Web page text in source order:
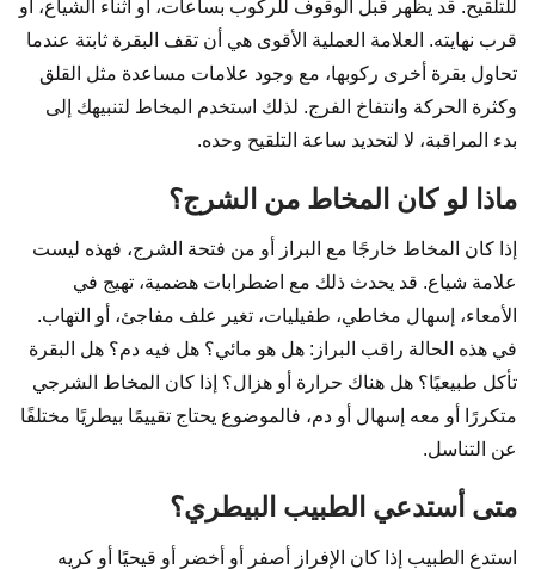
للتلقيح. قد يظهر قبل الوقوف للركوب بساعات، أو أثناء الشياع، أو
قرب نهايته. العلامة العملية الأقوى هي أن تقف البقرة ثابتة عندما
تحاول بقرة أخرى ركوبها، مع وجود علامات مساعدة مثل القلق
وكثرة الحركة وانتفاخ الفرج. لذلك استخدم المخاط لتنبيهك إلى
بدء المراقبة، لا لتحديد ساعة التلقيح وحده.
ماذا لو كان المخاط من الشرج؟
إذا كان المخاط خارجًا مع البراز أو من فتحة الشرج، فهذه ليست
علامة شياع. قد يحدث ذلك مع اضطرابات هضمية، تهيج في
الأمعاء، إسهال مخاطي، طفيليات، تغير علف مفاجئ، أو التهاب.
في هذه الحالة راقب البراز: هل هو مائي؟ هل فيه دم؟ هل البقرة
تأكل طبيعيًا؟ هل هناك حرارة أو هزال؟ إذا كان المخاط الشرجي
متكررًا أو معه إسهال أو دم، فالموضوع يحتاج تقييمًا بيطريًا مختلفًا
عن التناسل.
متى أستدعي الطبيب البيطري؟
استدعِ الطبيب إذا كان الإفراز أصفر أو أخضر أو قيحيًا أو كريه